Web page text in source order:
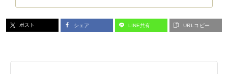
ポスト シェア LINE共有 URLコピー